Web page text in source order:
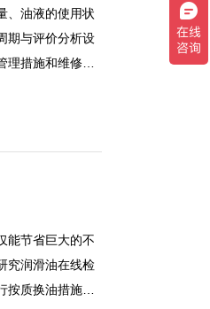
、油液的使用状
期与评价分析设
措施和维修决
液监测是一项
动态监控，评
术，对保障设
、减少维修成
能节省巨大的不
究润滑油在线检
质换油措施，